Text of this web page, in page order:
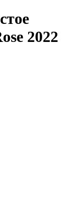
2022